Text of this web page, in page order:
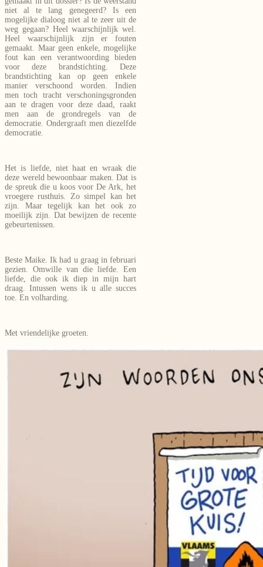
niet al te lang genegeerd? Is een
mogelijke dialoog niet al te zeer uit de
weg gegaan? Heel waarschijnlijk wel.
Heel waarschijnlijk zijn er fouten
gemaakt. Maar geen enkele, mogelijke
fout kan een verantwoording bieden
voor deze brandstichting. Deze
brandstichting kan op geen enkele
manier verschoond worden. Indien
men toch tracht verschoningsgronden
aan te dragen voor deze daad, raakt
men aan de grondregels van de
democratie. Ondergraaft men diezelfde
democratie.
Het is liefde, niet haat en wraak die
deze wereld bewoonbaar maken. Dat is
de spreuk die u koos voor De Ark, het
vroegere rusthuis. Zo simpel kan het
zijn. Maar tegelijk kan het ook zo
moeilijk zijn. Dat bewijzen de recente
gebeurtenissen.
Beste Maike. Ik had u graag in februari
gezien. Omwille van die liefde. Een
liefde, die ook ik diep in mijn hart
draag. Intussen wens ik u alle succes
toe. En volharding.
Met vriendelijke groeten.